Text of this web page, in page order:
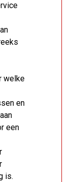
welke
en
een
is.